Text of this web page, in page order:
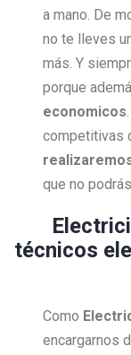
a mano. De
no te lleves
más. Y
porque
economicos
competitivas
que no
técnicos
Como
encargarnos